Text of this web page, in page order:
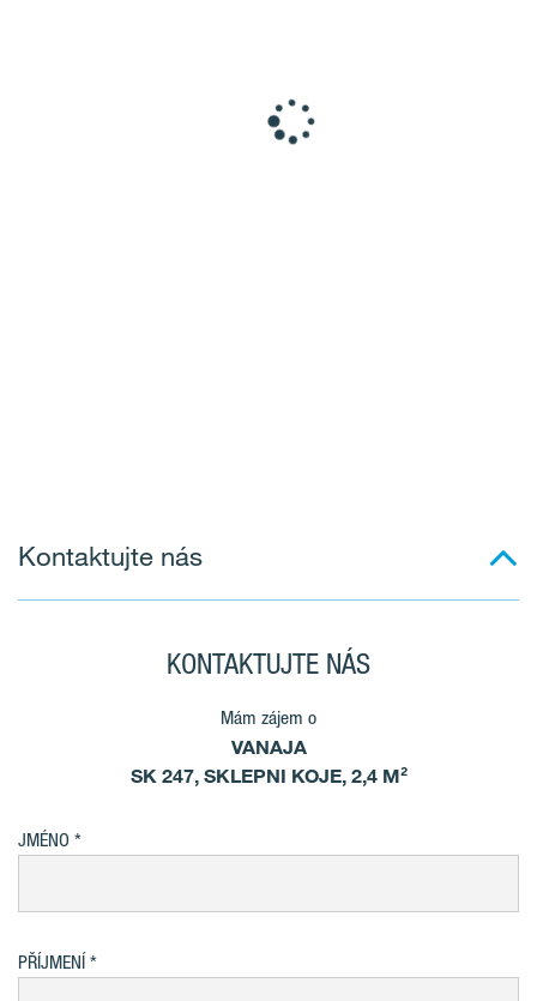
Kontaktujte nás
KONTAKTUJTE NÁS
Mám zájem o
VANAJA
SK 247, SKLEPNI KOJE, 2,4 M²
JMÉNO
PŘÍJMENÍ